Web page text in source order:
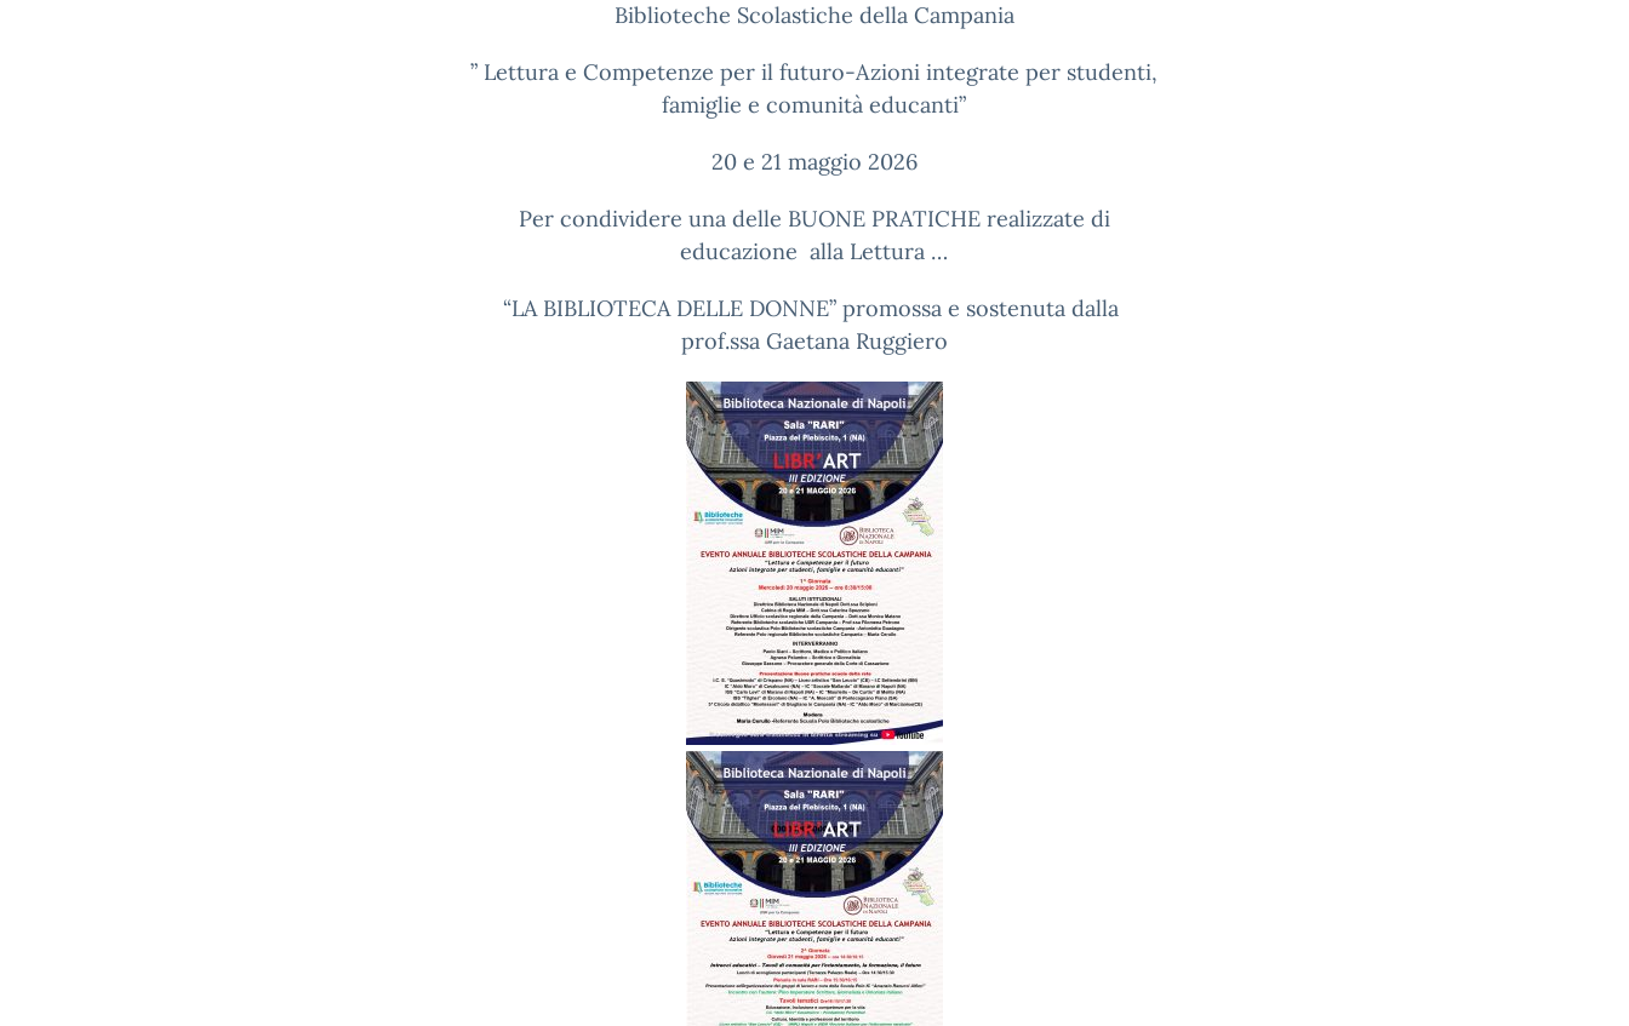
Biblioteche Scolastiche della Campania
” Lettura e Competenze per il futuro-Azioni integrate per studenti,
famiglie e comunità educanti”
20 e 21 maggio 2026
Per condividere una delle BUONE PRATICHE realizzate di
educazione alla Lettura …
“LA BIBLIOTECA DELLE DONNE” promossa e sostenuta dalla
prof.ssa Gaetana Ruggiero